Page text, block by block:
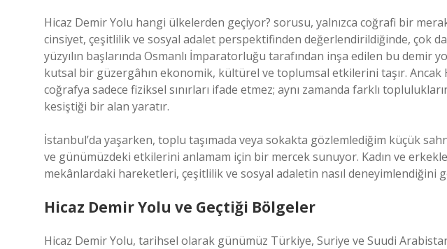
Hicaz Demir Yolu hangi ülkelerden geçiyor? sorusu, yalnızca coğrafi bir
cinsiyet, çeşitlilik ve sosyal adalet perspektifinden değerlendirildiğinde, çok
yüzyılın başlarında Osmanlı İmparatorluğu tarafından inşa edilen bu demir
kutsal bir güzergâhın ekonomik, kültürel ve toplumsal etkilerini taşır. Ancak
coğrafya sadece fiziksel sınırları ifade etmez; aynı zamanda farklı
kesiştiği bir alan yaratır.
İstanbul’da yaşarken, toplu taşımada veya sokakta gözlemlediğim küçük
ve günümüzdeki etkilerini anlamam için bir mercek sunuyor. Kadın ve
mekânlardaki hareketleri, çeşitlilik ve sosyal adaletin nasıl deneyimlendiğini
Hicaz Demir Yolu ve Geçtiği Bölgeler
Hicaz Demir Yolu, tarihsel olarak günümüz Türkiye, Suriye ve Suudi